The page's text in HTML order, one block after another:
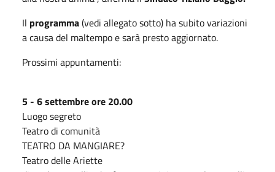
Il programma(vedi allegato sotto) ha subito variazioni
a causa del maltempo e sarà presto aggiornato.
Prossimi appuntamenti:
5 - 6 settembre ore 20.00
Luogo segreto
Teatro di comunità
TEATRO DA MANGIARE?
Teatro delle Ariette